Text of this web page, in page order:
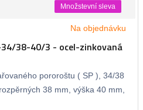
Množstevní sleva
Na objednávku
38-40/3 - ocel-zinkovaná
pororoštu ( SP ), 34/38
38 mm, výška 40 mm,